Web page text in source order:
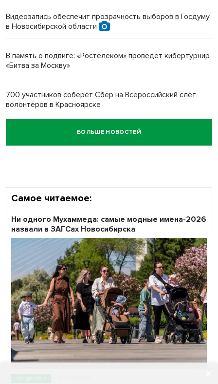
Новосибирский преподаватель с женой вошли в топ-16
Обновлённое отделение ВТБ открылось в Искитиме
Видеозапись обеспечит прозрачность выборов в Госдуму
в Новосибирской области
В память о подвиге: «Ростелеком» проведет кибертурнир
«Битва за Москву»
700 участников соберёт Сбер на Всероссийский слёт
волонтёров в Красноярске
Честный выбор: видеонаблюдение обеспечит
объективность результатов ЕДГ в Новосибирской
БОЛЬШЕ НОВОСТЕЙ
Самое читаемое:
Ни одного Мухаммеда: самые модные имена-2026
назвали в ЗАГСах Новосибирска